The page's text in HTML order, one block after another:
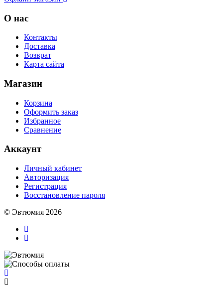
О нас
Контакты
Доставка
Возврат
Карта сайта
Магазин
Корзина
Оформить заказ
Избранное
Сравнение
Аккаунт
Личный кабинет
Авторизация
Регистрация
Восстановление пароля
© Эвтюмия 2026